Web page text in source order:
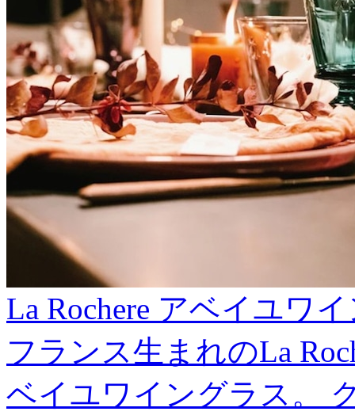
La Rochere アベイユワ
フランス生まれのLa
ベイユワイングラス。